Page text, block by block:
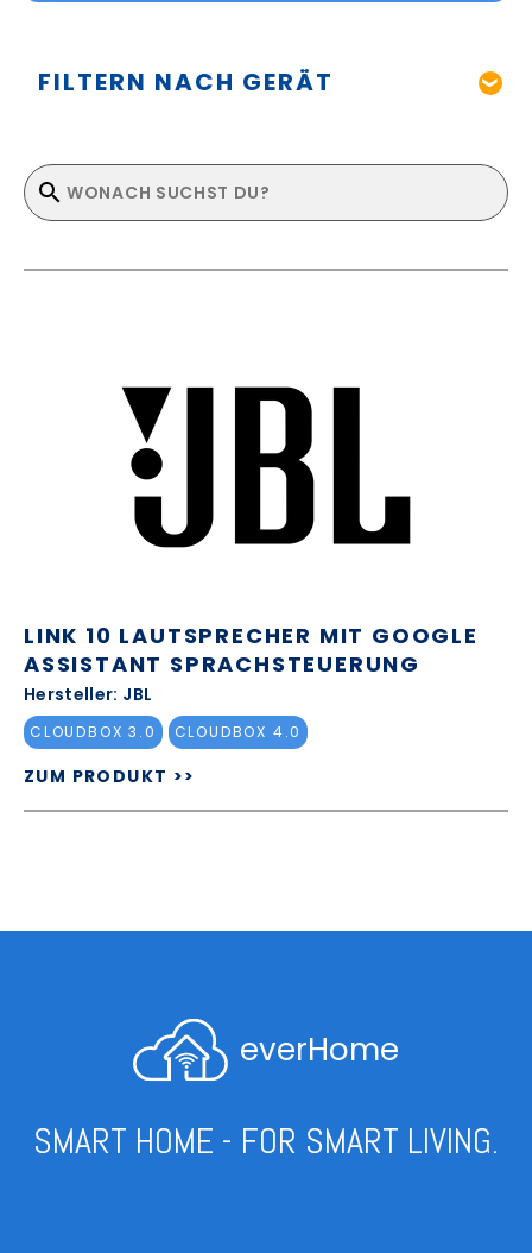
FILTERN NACH GERÄT
LINK 10 LAUTSPRECHER MIT GOOGLE
ASSISTANT SPRACHSTEUERUNG
Hersteller: JBL
CLOUDBOX 3.0 CLOUDBOX 4.0
ZUM PRODUKT >>
everHome
SMART HOME - FOR SMART LIVING.